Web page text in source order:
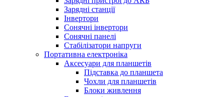
Зарядні станції
Інвертори
Сонячні інвертори
Сонячні панелі
Стабілізатори напруги
Портативна електроніка
Аксесуари для планшетів
Підставка до планшета
Чохли для планшетів
Блоки живлення